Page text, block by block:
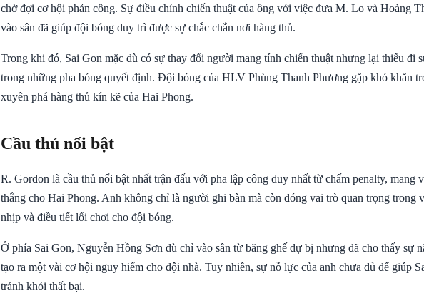
chờ đợi cơ hội phản công. Sự điều chỉnh chiến thuật của ông với việc đưa M. Lo và Hoàng
vào sân đã giúp đội bóng duy trì được sự chắc chắn nơi hàng thủ.
Trong khi đó, Sai Gon mặc dù có sự thay đổi người mang tính chiến thuật nhưng lại thiếu đi
trong những pha bóng quyết định. Đội bóng của HLV Phùng Thanh Phương gặp khó khăn
xuyên phá hàng thủ kín kẽ của Hai Phong.
Cầu thủ nổi bật
R. Gordon là cầu thủ nổi bật nhất trận đấu với pha lập công duy nhất từ chấm penalty, mang
thắng cho Hai Phong. Anh không chỉ là người ghi bàn mà còn đóng vai trò quan trọng trong
nhịp và điều tiết lối chơi cho đội bóng.
Ở phía Sai Gon, Nguyễn Hồng Sơn dù chỉ vào sân từ băng ghế dự bị nhưng đã cho thấy sự
tạo ra một vài cơ hội nguy hiểm cho đội nhà. Tuy nhiên, sự nỗ lực của anh chưa đủ để giúp
tránh khỏi thất bại.